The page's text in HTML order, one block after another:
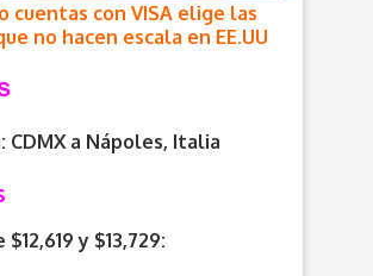
cuentas con VISA elige las
no hacen escala en EE.UU
CDMX a Nápoles, Italia
y $13,729: